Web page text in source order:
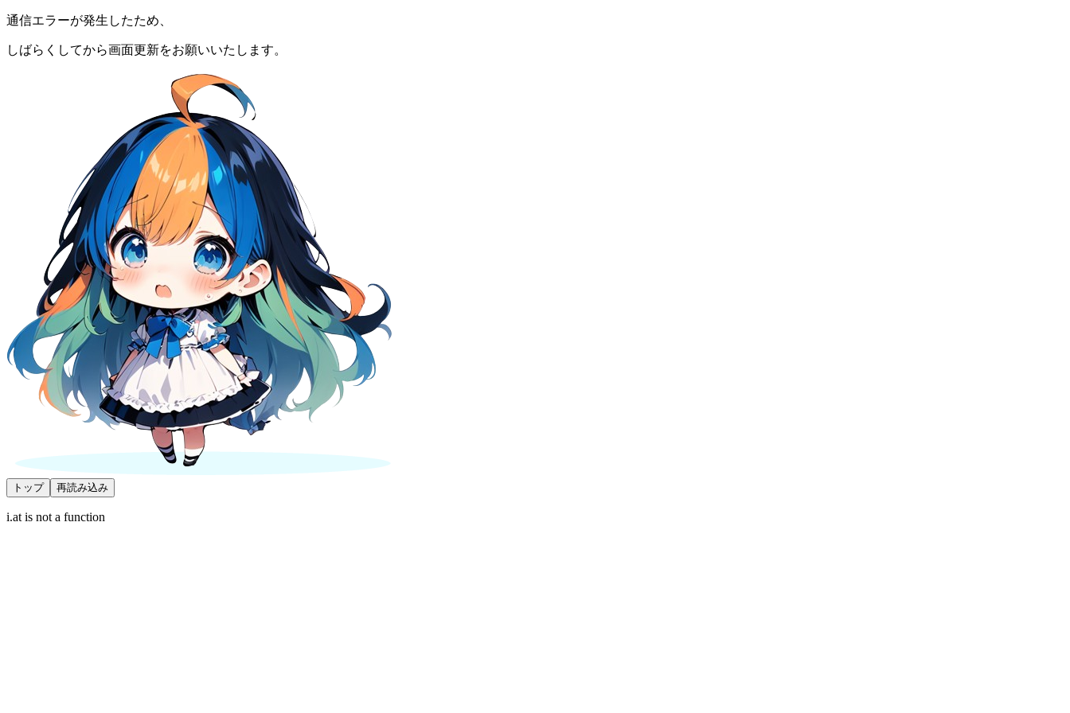
通信エラーが発生したため、
しばらくしてから画面更新をお願いいたします。
トップ 再読み込み
i.at is not a function